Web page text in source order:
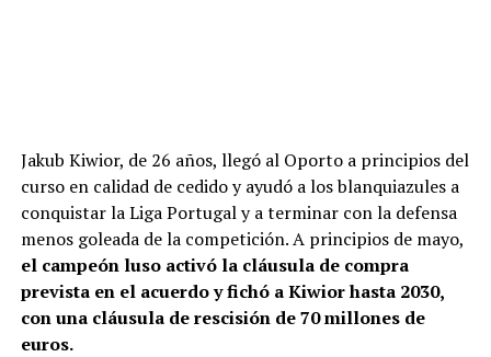
Jakub Kiwior, de 26 años, llegó al Oporto a principios del
curso en calidad de cedido y ayudó a los blanquiazules a
conquistar la Liga Portugal y a terminar con la defensa
menos goleada de la competición. A principios de mayo,
el campeón luso activó la cláusula de compra
prevista en el acuerdo y fichó a Kiwior hasta 2030,
con una cláusula de rescisión de 70 millones de
euros.